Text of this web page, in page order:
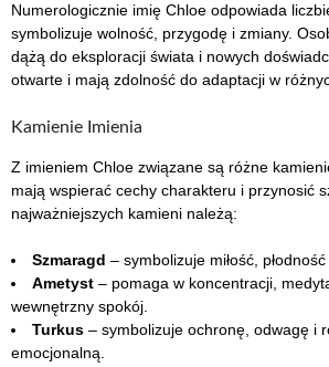
Numerologicznie imię Chloe odpowiada
symbolizuje wolność, przygodę i zmiany.
dążą do eksploracji świata i nowych
otwarte i mają zdolność do adaptacji w
Kamienie Imienia
Z imieniem Chloe związane są różne
mają wspierać cechy charakteru i przynosić
najważniejszych kamieni należą:
Szmaragd – symbolizuje miłość,
Ametyst – pomaga w koncentracji,
wewnętrzny spokój.
Turkus – symbolizuje ochronę, odwagę i
emocjonalną.